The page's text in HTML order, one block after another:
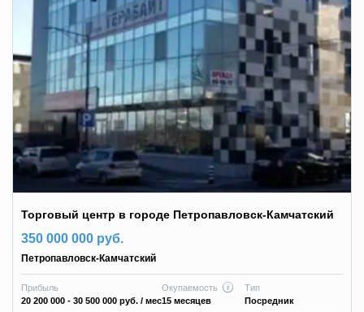
Торговый центр в городе Петропавловск-Камчатский
350 000 000 руб.
Петропавловск-Камчатский
Прибыль
20 200 000 - 30 500 000 руб. / мес
Окупаемость
15 месяцев
Тип
Посредник